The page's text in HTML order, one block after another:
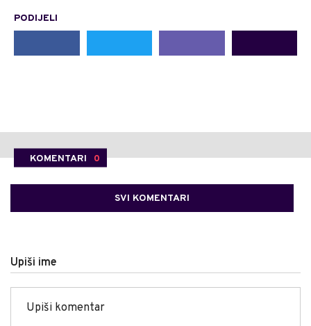
PODIJELI
KOMENTARI 0
SVI KOMENTARI
Upiši ime